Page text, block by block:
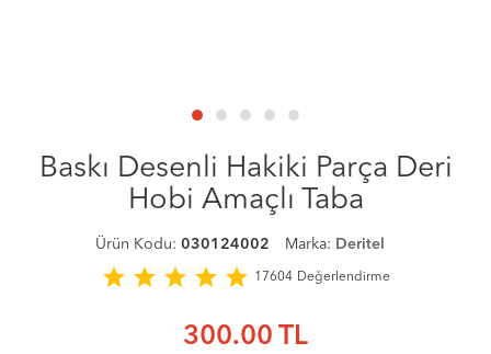
Baskı Desenli Hakiki Parça Deri
Hobi Amaçlı Taba
Ürün Kodu: 030124002 Marka: Deritel
star star star star star 17604 Değerlendirme
300.00 TL